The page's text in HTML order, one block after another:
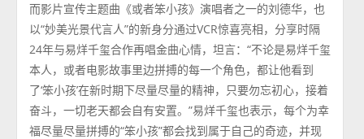
而影片宣传主题曲《或者笨小孩》演唱者之一的刘德华，也
以“妙美光景代言人”的新身分通过VCR惊喜亮相，分享时隔
24年与易烊千玺合作再唱金曲心情，坦言：“不论是易烊千玺
本人，或者电影故事里边拼搏的每一个角色，都让他看到
了‘笨小孩’在新时期下尽量尽量的精神，只要勿忘初心，接着
奋斗，一切老天都会自有安置。”易烊千玺也表示，每个为幸
福尽量尽量拼搏的“笨小孩”都会找到属于自己的奇迹，并现